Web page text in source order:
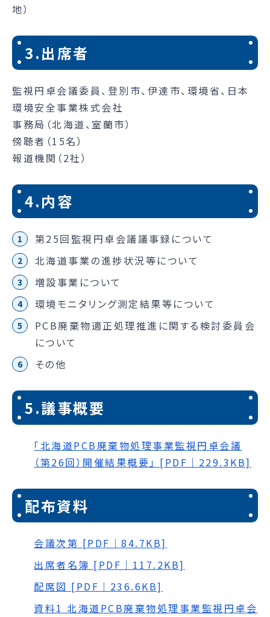
地）
3.出席者
監視円卓会議委員、登別市、伊達市、環境省、日本
環境安全事業株式会社
事務局（北海道、室蘭市）
傍聴者（15名）
報道機関（2社）
4.内容
第25回監視円卓会議議事録について
北海道事業の進捗状況等について
増設事業について
環境モニタリング測定結果等について
PCB廃棄物適正処理推進に関する検討委員会
について
その他
5.議事概要
「北海道PCB廃棄物処理事業監視円卓会議
（第26回）開催結果概要」 [PDF｜229.3KB]
配布資料
会議次第 [PDF｜84.7KB]
出席者名簿 [PDF｜117.2KB]
配席図 [PDF｜236.6KB]
資料1 北海道PCB廃棄物処理事業監視円卓会